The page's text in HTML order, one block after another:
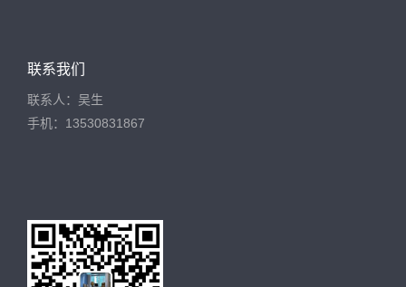
联系我们
联系人：吴生
手机：13530831867